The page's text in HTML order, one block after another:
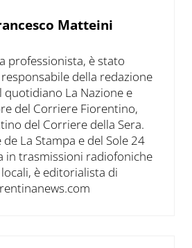
Matteini
professionista, è stato
della redazione
quotidiano La Nazione e
del Corriere Fiorentino,
del Corriere della Sera.
La Stampa e del Sole 24
in trasmissioni radiofoniche
è editorialista di